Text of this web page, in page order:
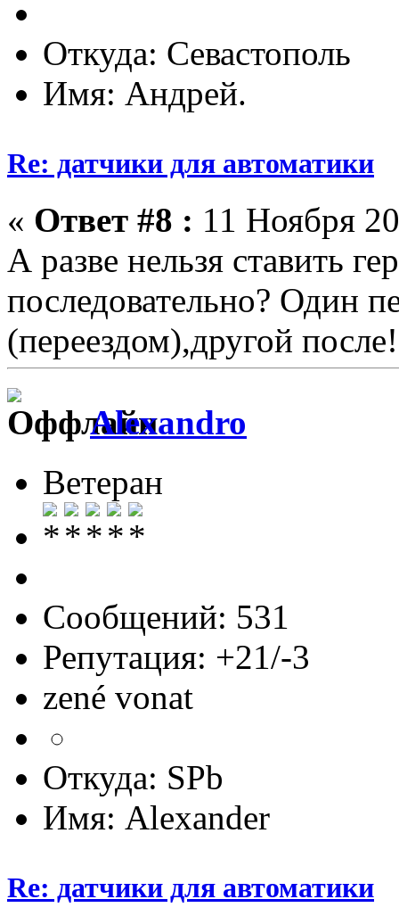
Откуда: Севастополь
Имя: Андрей.
Re: датчики для автоматики
« Ответ #8 : 11 Ноября
А разве нельзя ставить
последовательно? Один
(переездом),другой
Alexandro
Ветеран
Сообщений: 531
Репутация: +21/-3
zené vonat
Откуда: SPb
Имя: Alexander
Re: датчики для автоматики